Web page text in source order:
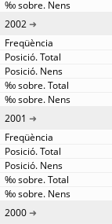
2002
2001
2000